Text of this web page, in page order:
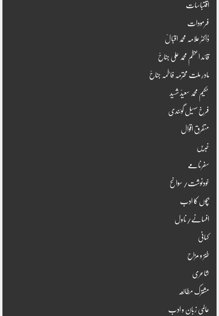
اقتباسات
فرمودات
ڈاکٹر علامہ محمد اقبالؒ
قائد اعظم محمد علی جناحؒ
مادرِ ملت محترمہ فاطمہ جناحؒ
حکیم محمد سعیدؒ شہید
فرخ سہیل گوئندی
متفرق اقوال
خبریں
سفرنامے
خودنوشت/ سوانح
بچوں کا ادب
افسانے/ناول
کہانی
طنز و مزاح
شاعری
مشترک مطالعہ
عالمی زبان و ادب